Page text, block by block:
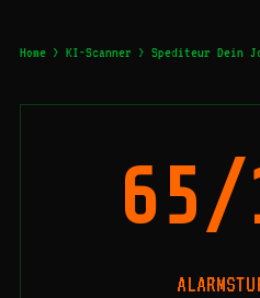
Home > KI-Scanner > Spediteur Dein
65/